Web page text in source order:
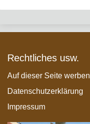
Rechtliches usw.
Auf dieser Seite werben
Datenschutzerklärung
Impressum